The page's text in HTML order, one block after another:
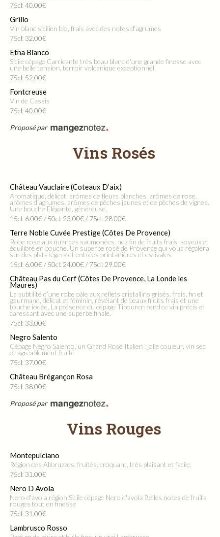
75cl: 40.00€
Grillo
Vin blanc sicilien bio, frais avec des notes d'agrumes
75cl: 32.00€
Etna Blanco
Sicile cépage Carricante très beau blanc d'une grande finesse avec
une belle tension, terroir volcanique exceptionnel
75cl: 52.00€
Fontcreuse
Vin de Cassis
75cl: 40.00€
Proposé par
Vins Rosés
Château Vauclaire (Coteaux D’aix)
Aromatique, délicat, arômes de fleurs blanches, arômes de rose,
arômes d'agrumes, arômes de pêches jaunes et de pêches de vignes.
Une bouche Elégante, généreuse.
15cl: 6.00€ / 50cl: 23.00€ / 75cl: 28.00€
Terre Noble Cuvée Prestige (Côtes De Provence)
Robe rose aux nuances saumonées, nez fin de fruits frais, soyeux et
équilibré en bouche. Un superbe rosé de Provence qui vous régalera
sur des plats légers et entrées printanières et estivales.
15cl: 6.00€ / 50cl: 24.00€ / 75cl: 29.00€
Château Pas du Cerf (Côtes De Provence, La Londe les
Maures)
La subtilité d’une robe pâle aux reflets cristallins grisés, frais, fin et
gourmand, délicat et féminin, révélant de beaux fruits frais et une
touche iodée. La présence du cépage Tibouren rend ce vin précis et
caressant avec une superbe finale.
75cl: 33.00€
Negro Salento
Cépage Negro Salento, un Grand Rosé Italien : jolie couleur, vin sec
et agréablement fruité
75cl: 37.00€
Château Brégançon Rosa
75cl: 38.00€
Proposé par
Vins Rouges
Montepulciano
Région des Abbruzzes, fruités, croquant, très plaisant et facile.
75cl: 31.00€
Nero D Avola
Nero d'avola région Sicile cépage Nero d'avola Belles notes de fruits
rouges tout en finesse
75cl: 31.00€
Lambrusco Rosso